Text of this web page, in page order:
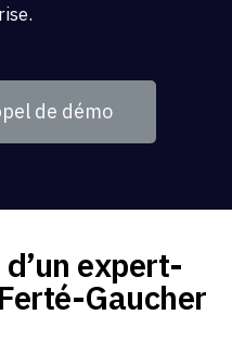
de démo
expert-
Gaucher